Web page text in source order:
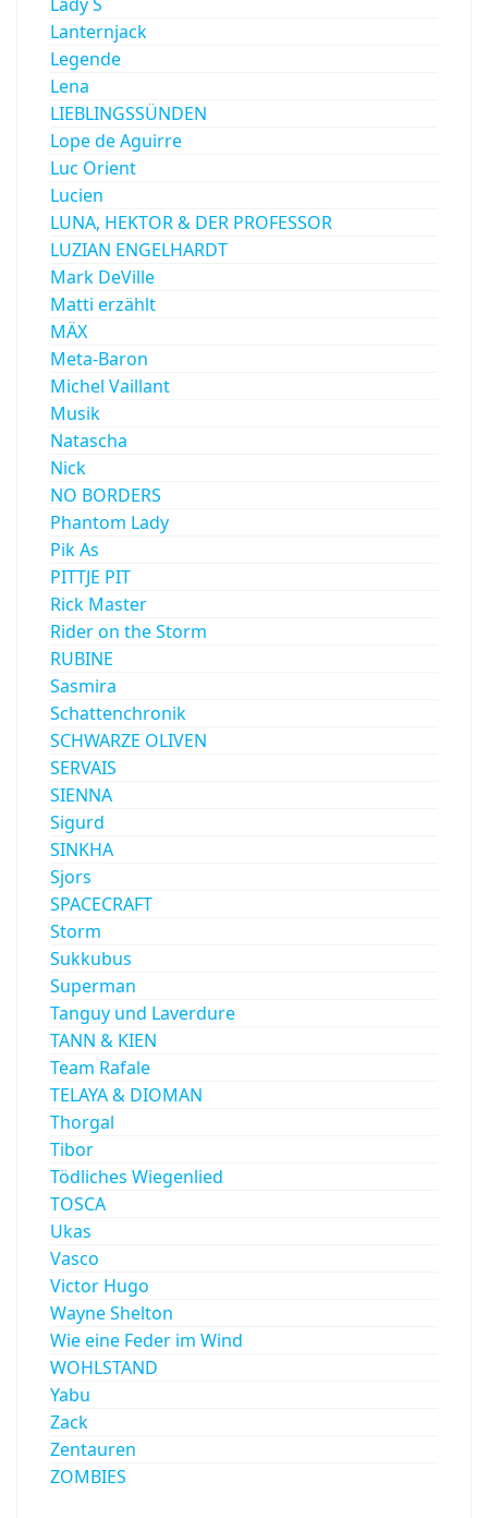
Lanternjack
Legende
Lena
LIEBLINGSSÜNDEN
Lope de Aguirre
Luc Orient
Lucien
LUNA, HEKTOR & DER PROFESSOR
LUZIAN ENGELHARDT
Mark DeVille
Matti erzählt
MÄX
Meta-Baron
Michel Vaillant
Musik
Natascha
Nick
NO BORDERS
Phantom Lady
Pik As
PITTJE PIT
Rick Master
Rider on the Storm
RUBINE
Sasmira
Schattenchronik
SCHWARZE OLIVEN
SERVAIS
SIENNA
Sigurd
SINKHA
Sjors
SPACECRAFT
Storm
Sukkubus
Superman
Tanguy und Laverdure
TANN & KIEN
Team Rafale
TELAYA & DIOMAN
Thorgal
Tibor
Tödliches Wiegenlied
TOSCA
Ukas
Vasco
Victor Hugo
Wayne Shelton
Wie eine Feder im Wind
WOHLSTAND
Yabu
Zack
Zentauren
ZOMBIES